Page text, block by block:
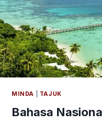
MINDA TAJUK
Bahasa